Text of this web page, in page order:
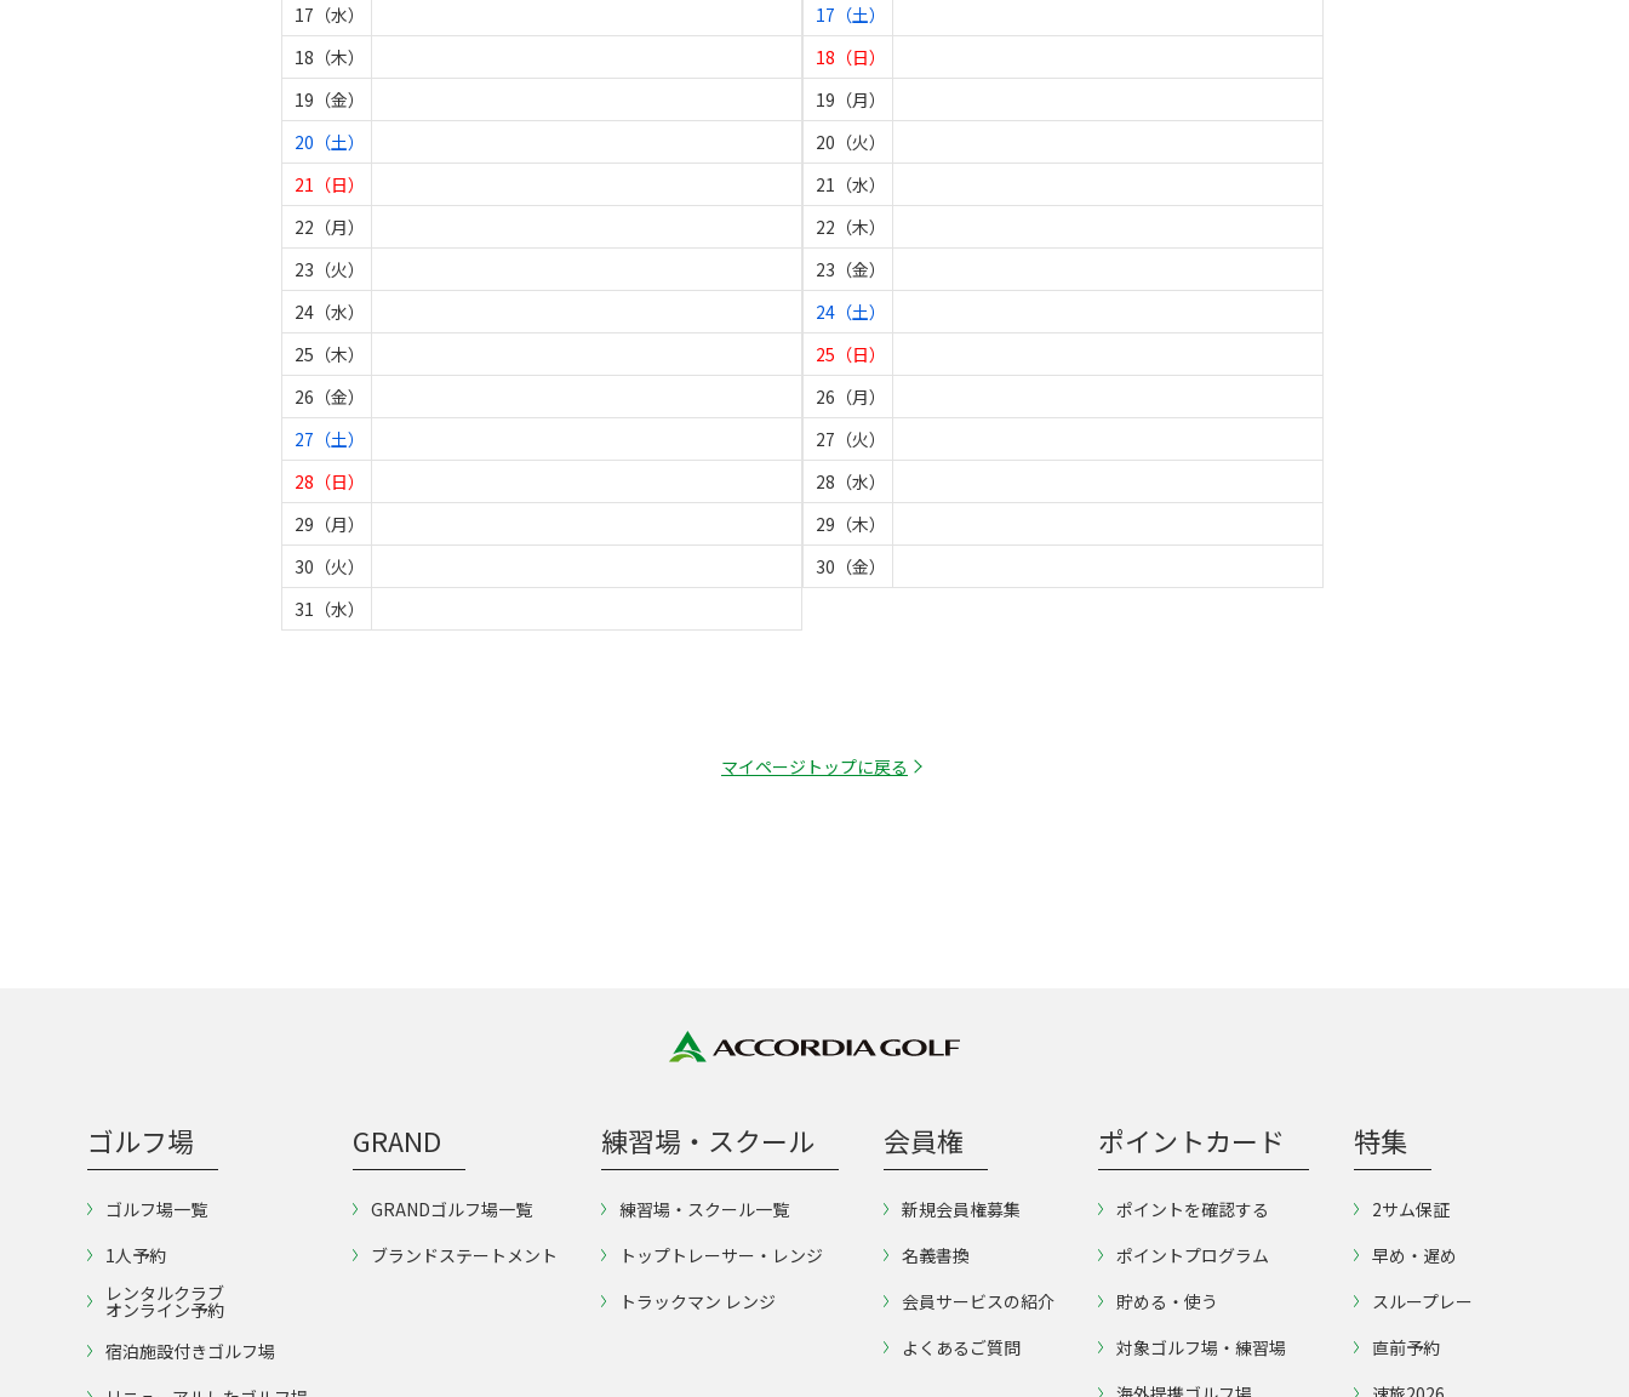
17（水）
18（木）
19（金）
20（土）
21（日）
22（月）
23（火）
24（水）
25（木）
26（金）
27（土）
28（日）
29（月）
30（火）
31（水）
17（土）
18（日）
19（月）
20（火）
21（水）
22（木）
23（金）
24（土）
25（日）
26（月）
27（火）
28（水）
29（木）
30（金）
マイページトップに戻る
ゴルフ場
ゴルフ場一覧
1人予約
レンタルクラブ
オンライン予約
宿泊施設付きゴルフ場
GRAND
GRANDゴルフ場一覧
ブランドステートメント
練習場・スクール
練習場・スクール一覧
トップトレーサー・レンジ
トラックマン レンジ
会員権
新規会員権募集
名義書換
会員サービスの紹介
よくあるご質問
ポイントカード
ポイントを確認する
ポイントプログラム
貯める・使う
対象ゴルフ場・練習場
特集
2サム保証
早め・遅め
スループレー
直前予約